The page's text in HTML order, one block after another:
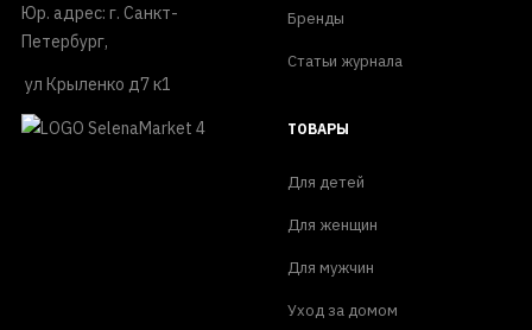
Юр. адрес: г. Санкт-
Петербург,
ул Крыленко д7 к1
Бренды
Статьи журнала
ТОВАРЫ
Для детей
Для женщин
Для мужчин
Уход за домом